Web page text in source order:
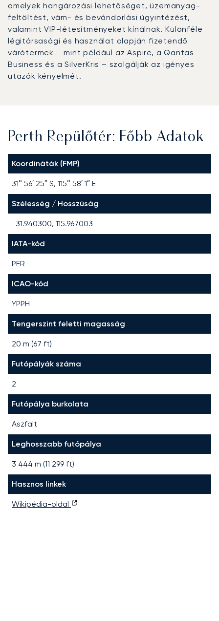
amelyek hangározási lehetőséget, üzemanyag-
feltöltést, vám- és bevándorlási ügyintézést,
valamint VIP-létesítményeket kínálnak. Különféle
légitársasági és használat alapján fizetendő
várótermek – mint például az Aspire, a Qantas
Business és a SilverKris – szolgálják az igényes
utazók kényelmét.
Perth Repülőtér: Főbb Adatok
Koordináták (FMP)
31° 56′ 25″ S, 115° 58′ 1″ E
Szélesség / Hosszúság
-31.940300, 115.967003
IATA-kód
PER
ICAO-kód
YPPH
Tengerszint feletti magasság
20 m (67 ft)
Futópályák száma
2
Futópálya burkolata
Aszfalt
Leghosszabb futópálya
3 444 m (11 299 ft)
Hasznos linkek
Wikipédia-oldal